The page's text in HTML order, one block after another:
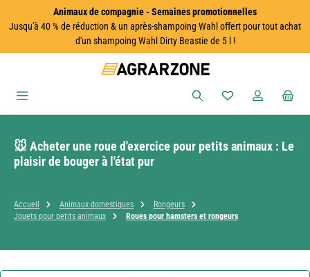
Passer au contenu principalAnimaux de compagnie - Semaines promotionnelles
Jusqu'à 40 % de réduction & un après-shampoing Wahl offert pour tout achat
d'un shampoing Wahl Dirty Beastie de 5 l !
Vous avez 0
🐭 Acheter une roue d'exercice pour petits animaux : Le
plaisir de bouger à l'état pur
Accueil Animaux domestiques
Rongeurs
Jouets pour petits animaux
Roues pour hamsters et rongeurs